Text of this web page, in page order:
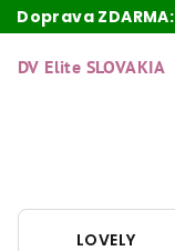
Doprava ZDARMA:
naDV Elite SLOVAKIA
LOVELY